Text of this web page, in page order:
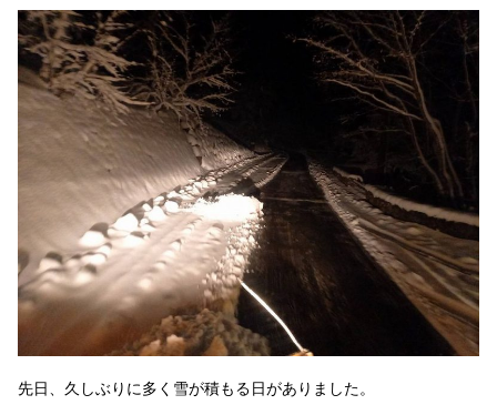
先日、久しぶりに多く雪が積もる日がありました。